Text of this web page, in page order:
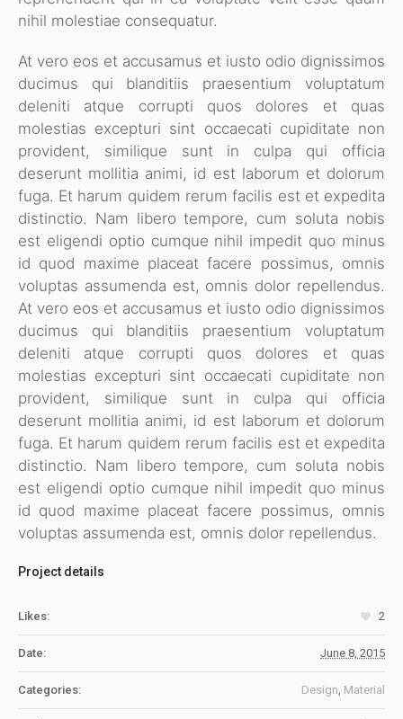
nihil molestiae consequatur.
At vero eos et accusamus et iusto odio dignissimos
ducimus qui blanditiis praesentium voluptatum
deleniti atque corrupti quos dolores et quas
molestias excepturi sint occaecati cupiditate non
provident, similique sunt in culpa qui officia
deserunt mollitia animi, id est laborum et dolorum
fuga. Et harum quidem rerum facilis est et expedita
distinctio. Nam libero tempore, cum soluta nobis
est eligendi optio cumque nihil impedit quo minus
id quod maxime placeat facere possimus, omnis
voluptas assumenda est, omnis dolor repellendus.
At vero eos et accusamus et iusto odio dignissimos
ducimus qui blanditiis praesentium voluptatum
deleniti atque corrupti quos dolores et quas
molestias excepturi sint occaecati cupiditate non
provident, similique sunt in culpa qui officia
deserunt mollitia animi, id est laborum et dolorum
fuga. Et harum quidem rerum facilis est et expedita
distinctio. Nam libero tempore, cum soluta nobis
est eligendi optio cumque nihil impedit quo minus
id quod maxime placeat facere possimus, omnis
voluptas assumenda est, omnis dolor repellendus.
Project details
Likes: 2
Date: June 8, 2015
Categories: Design, Material